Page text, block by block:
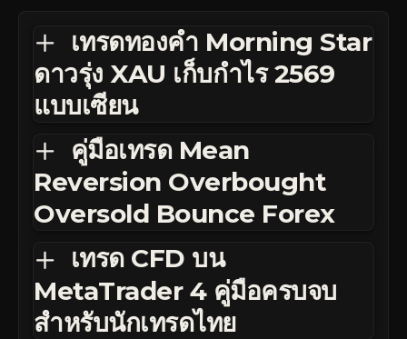
เทรดทองคำ Morning Star
ดาวรุ่ง XAU เก็บกำไร 2569
แบบเซียน
คู่มือเทรด Mean
Reversion Overbought
Oversold Bounce Forex
เทรด CFD บน
MetaTrader 4 คู่มือครบจบ
สำหรับนักเทรดไทย